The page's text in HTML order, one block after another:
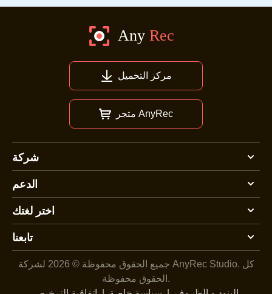
مركز التحميل
متجر AnyRec
شركة
الدعم
اختر لغتك
تابعنا
جميع الحقوق محفوظة © 2026 لشركة AnyRec Studio. كل
الحقوق محفوظة.